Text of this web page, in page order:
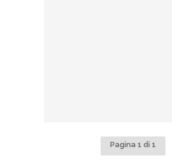
Pagina 1 di 1